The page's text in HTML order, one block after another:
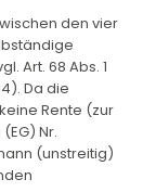
den vier
Art. 68 Abs. 1
Da die
Rente (zur
Nr.
(unstreitig)